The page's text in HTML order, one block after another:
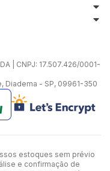
| CNPJ: 17.507.426/0001-
Diadema - SP, 09961-350
estoques sem prévio
e confirmação de